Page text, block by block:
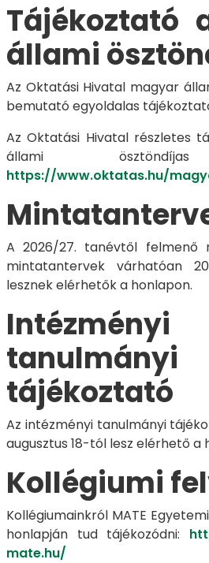
Tájékoztató
állami
Az Oktatási Hivatal magyar
bemutató egyoldalas
Az Oktatási Hivatal részletes
állami ösztöndíjas
https://www.oktatas.hu/
A 2026/27. tanévtől felmenő
mintatantervek várhatóan
lesznek elérhetők a honlapon.
Intézményi
tanulmányi
tájékoztató
Az intézményi tanulmányi
augusztus 18-tól lesz elérhető a
Kollégiumi
Kollégiumainkról MATE
honlapján tud tájékozódni:
mate.hu/